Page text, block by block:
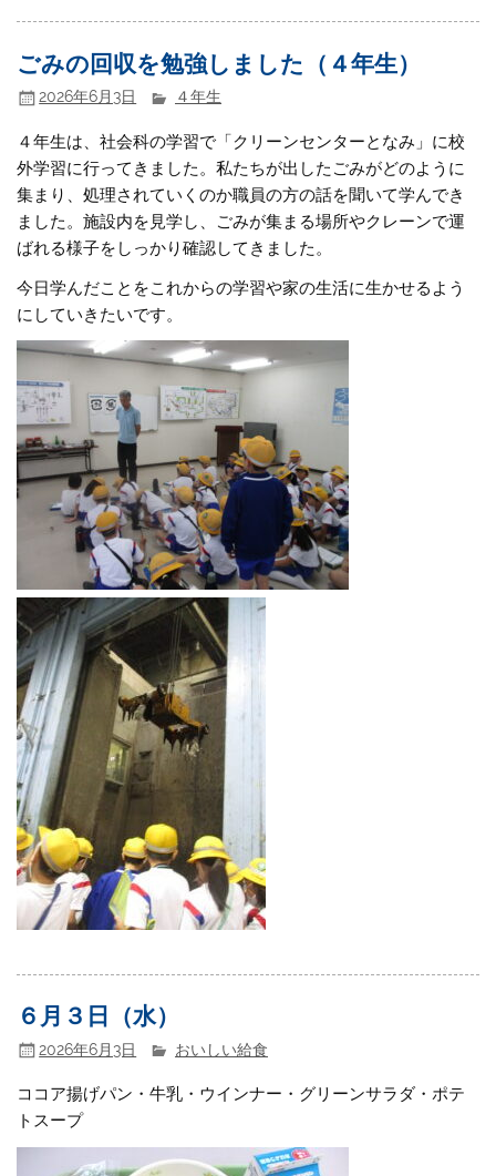
ごみの回収を勉強しました（４年生）
2026年6月3日 ４年生
４年生は、社会科の学習で「クリーンセンターとなみ」に校
外学習に行ってきました。私たちが出したごみがどのように
集まり、処理されていくのか職員の方の話を聞いて学んでき
ました。施設内を見学し、ごみが集まる場所やクレーンで運
ばれる様子をしっかり確認してきました。
今日学んだことをこれからの学習や家の生活に生かせるよう
にしていきたいです。
６月３日（水）
2026年6月3日 おいしい給食
ココア揚げパン・牛乳・ウインナー・グリーンサラダ・ポテ
トスープ